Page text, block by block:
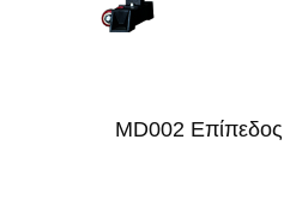
MD002